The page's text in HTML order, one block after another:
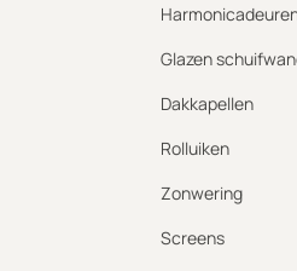
Glazen
Dakkapellen
Rolluiken
Zonwering
Screens